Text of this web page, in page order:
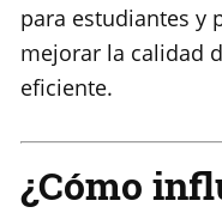
para estudiantes y
mejorar la calidad
eficiente.
¿Cómo